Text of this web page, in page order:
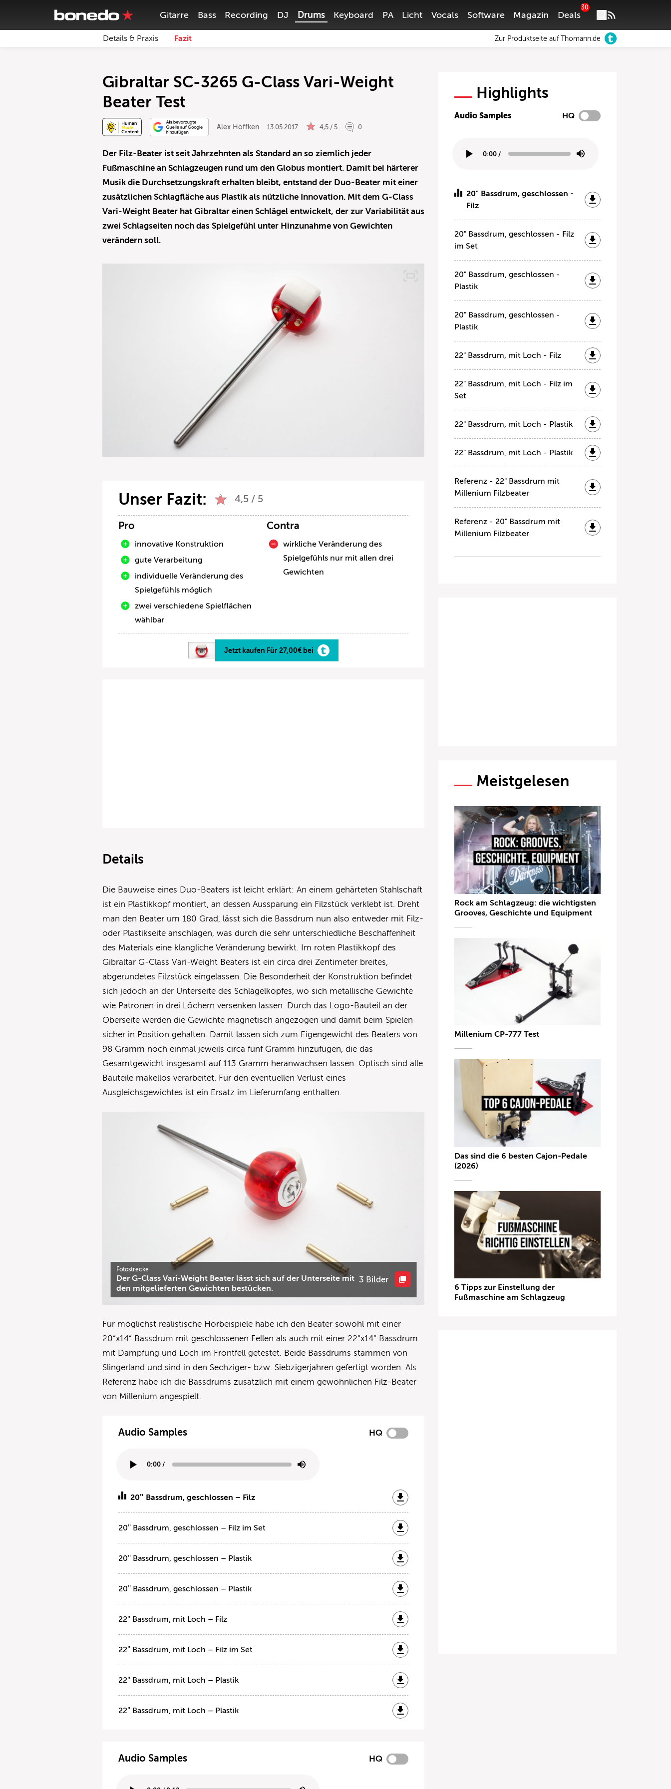
Gitarre Bass Recording DJ Drums Keyboard PA Licht Vocals Software Magazin Deals
30
Details & Praxis Fazit Zur Produktseite auf Thomann.de
Gibraltar SC-3265 G-Class Vari-Weight
Beater Test
Alex Höffken 13.05.2017 4,5 / 5 0
Der Filz-Beater ist seit Jahrzehnten als Standard an so ziemlich jeder
Fußmaschine an Schlagzeugen rund um den Globus montiert. Damit bei härterer
Musik die Durchsetzungskraft erhalten bleibt, entstand der Duo-Beater mit einer
zusätzlichen Schlagfläche aus Plastik als nützliche Innovation. Mit dem G-Class
Vari-Weight Beater hat Gibraltar einen Schlägel entwickelt, der zur Variabilität aus
zwei Schlagseiten noch das Spielgefühl unter Hinzunahme von Gewichten
verändern soll.
Unser Fazit: 4,5 / 5
Pro
innovative Konstruktion
gute Verarbeitung
individuelle Veränderung des
Spielgefühls möglich
zwei verschiedene Spielflächen
wählbar
Contra
wirkliche Veränderung des
Spielgefühls nur mit allen drei
Gewichten
Jetzt kaufen Für 27,00€ bei
Details
Die Bauweise eines Duo-Beaters ist leicht erklärt: An einem gehärteten Stahlschaft
ist ein Plastikkopf montiert, an dessen Aussparung ein Filzstück verklebt ist. Dreht
man den Beater um 180 Grad, lässt sich die Bassdrum nun also entweder mit Filz-
oder Plastikseite anschlagen, was durch die sehr unterschiedliche Beschaffenheit
des Materials eine klangliche Veränderung bewirkt. Im roten Plastikkopf des
Gibraltar G-Class Vari-Weight Beaters ist ein circa drei Zentimeter breites,
abgerundetes Filzstück eingelassen. Die Besonderheit der Konstruktion befindet
sich jedoch an der Unterseite des Schlägelkopfes, wo sich metallische Gewichte
wie Patronen in drei Löchern versenken lassen. Durch das Logo-Bauteil an der
Oberseite werden die Gewichte magnetisch angezogen und damit beim Spielen
sicher in Position gehalten. Damit lassen sich zum Eigengewicht des Beaters von
98 Gramm noch einmal jeweils circa fünf Gramm hinzufügen, die das
Gesamtgewicht insgesamt auf 113 Gramm heranwachsen lassen. Optisch sind alle
Bauteile makellos verarbeitet. Für den eventuellen Verlust eines
Ausgleichsgewichtes ist ein Ersatz im Lieferumfang enthalten.
Fotostrecke
Der G-Class Vari-Weight Beater lässt sich auf der Unterseite mit
den mitgelieferten Gewichten bestücken.
3 Bilder
Für möglichst realistische Hörbeispiele habe ich den Beater sowohl mit einer
20“x14“ Bassdrum mit geschlossenen Fellen als auch mit einer 22“x14“ Bassdrum
mit Dämpfung und Loch im Frontfell getestet. Beide Bassdrums stammen von
Slingerland und sind in den Sechziger- bzw. Siebzigerjahren gefertigt worden. Als
Referenz habe ich die Bassdrums zusätzlich mit einem gewöhnlichen Filz-Beater
von Millenium angespielt.
Audio Samples HQ
0:00 /
20″ Bassdrum, geschlossen – Filz
20″ Bassdrum, geschlossen – Filz im Set
20″ Bassdrum, geschlossen – Plastik
20″ Bassdrum, geschlossen – Plastik
22″ Bassdrum, mit Loch – Filz
22″ Bassdrum, mit Loch – Filz im Set
22″ Bassdrum, mit Loch – Plastik
22″ Bassdrum, mit Loch – Plastik
Audio Samples HQ
Highlights
Audio Samples HQ
0:00 /
20" Bassdrum, geschlossen -
Filz
20" Bassdrum, geschlossen - Filz
im Set
20" Bassdrum, geschlossen -
Plastik
20" Bassdrum, geschlossen -
Plastik
22" Bassdrum, mit Loch - Filz
22" Bassdrum, mit Loch - Filz im
Set
22" Bassdrum, mit Loch - Plastik
22" Bassdrum, mit Loch - Plastik
Referenz - 22" Bassdrum mit
Millenium Filzbeater
Referenz - 20" Bassdrum mit
Millenium Filzbeater
Meistgelesen
Rock am Schlagzeug: die wichtigsten
Grooves, Geschichte und Equipment
Millenium CP-777 Test
Das sind die 6 besten Cajon-Pedale
(2026)
6 Tipps zur Einstellung der
Fußmaschine am Schlagzeug